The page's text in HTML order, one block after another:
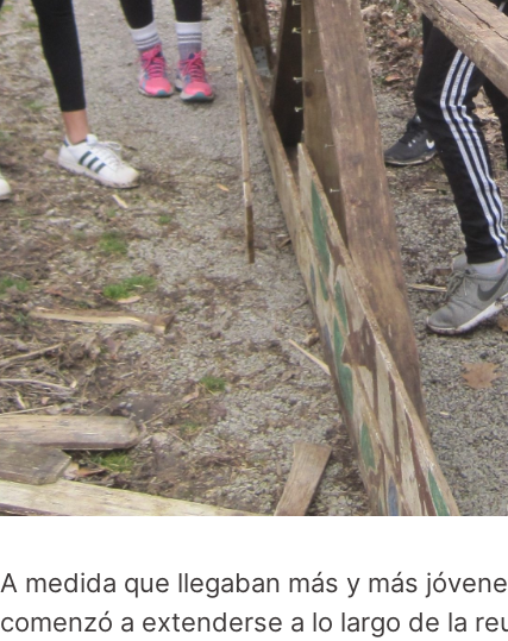
A medida que llegaban más y más
comenzó a extenderse a lo largo de la